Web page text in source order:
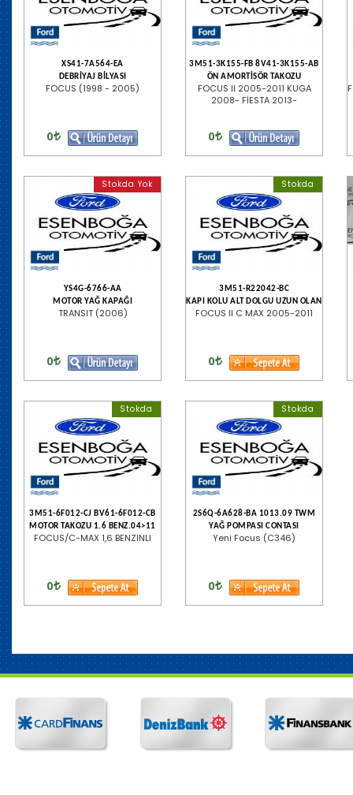
XS41-7A564-EA
DEBRİYAJ BİLYASI
FOCUS (1998 - 2005)
0
3M51-3K155-FB 8V41-3K155-AB
ÖN AMORTİSÖR TAKOZU
FOCUS II 2005-2011 KUGA
2008- FİESTA 2013-
0
Stokda Yok
YS4G-6766-AA
MOTOR YAĞ KAPAĞI
TRANSIT (2006)
0
Stokda
3M51-R22042-BC
KAPI KOLU ALT DOLGU UZUN OLAN
FOCUS II C MAX 2005-2011
0
Stokda
3M51-6F012-CJ BV61-6F012-CB
MOTOR TAKOZU 1.6 BENZ.04>11
FOCUS/C-MAX 1,6 BENZINLI
0
Stokda
2S6Q-6A628-BA 1013.09 TWM
YAĞ POMPASI CONTASI
Yeni Focus (C346)
0